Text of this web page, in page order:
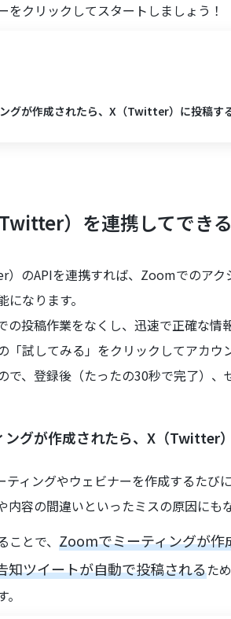
をクリックしてスタートしましょう！
グが作成されたら、X（Twitter）に投稿す
）を連携してでき
のAPIを連携すれば、Zoomでのア
なります。
の投稿作業をなくし、迅速で正確な情
「試してみる」をクリックしてアカ
で、登録後（たったの30秒で完了）
ングが作成されたら、X（Twitter
ティングやウェビナーを作成するた
内容の間違いといったミスの原因にも
ことで、Zoomでミーティングが作
知ツイートが自動で投稿されるた